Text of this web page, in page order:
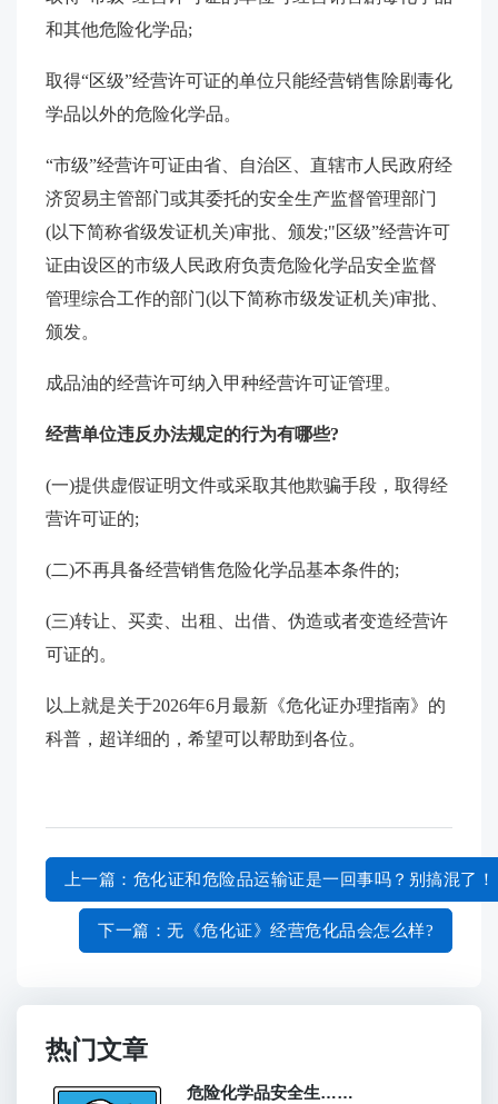
和其他危险化学品;
取得“区级”经营许可证的单位只能经营销售除剧毒化
学品以外的危险化学品。
“市级”经营许可证由省、自治区、直辖市人民政府经
济贸易主管部门或其委托的安全生产监督管理部门
(以下简称省级发证机关)审批、颁发;"区级”经营许可
证由设区的市级人民政府负责危险化学品安全监督
管理综合工作的部门(以下简称市级发证机关)审批、
颁发。
成品油的经营许可纳入甲种经营许可证管理。
经营单位违反办法规定的行为有哪些?
(一)提供虚假证明文件或采取其他欺骗手段，取得经
营许可证的;
(二)不再具备经营销售危险化学品基本条件的;
(三)转让、买卖、出租、出借、伪造或者变造经营许
可证的。
以上就是关于2026年6月最新《危化证办理指南》的
科普，超详细的，希望可以帮助到各位。
上一篇 ：危化证和危险品运输证是一回事吗？别搞混了！
下一篇 ：无《危化证》经营危化品会怎么样?
热门文章
危险化学品安全生……